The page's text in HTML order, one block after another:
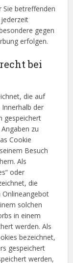
Sie betreffenden
gegen
erfolgen.
bei
die auf
der
gespeichert
zu
Cookie
Besuch
Als
oder
die
Onlineangebot
solchen
in einem
werden. Als
bezeichnet,
gespeichert
werden,